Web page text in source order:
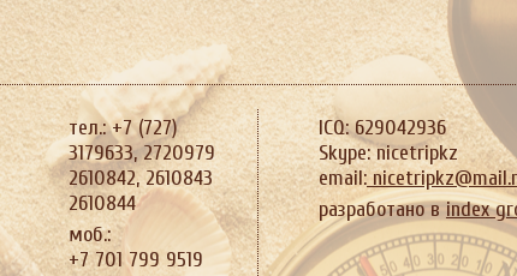
тел.: +7 (727)
3179633, 2720979
2610842, 2610843
2610844
моб.:
+7 701 799 9519
ICQ: 629042936
Skype: nicetripkz
email:
разработано вindex